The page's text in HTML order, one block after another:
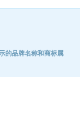
的品牌名称和商标属